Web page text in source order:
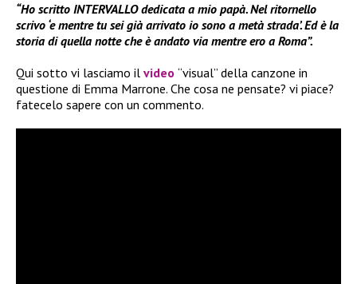
“Ho scritto INTERVALLO dedicata a mio papà. Nel ritornello
scrivo ‘e mentre tu sei già arrivato io sono a metà strada’. Ed è la
storia di quella notte che è andato via mentre ero a Roma”.
Qui sotto vi lasciamo il video “visual” della canzone in
questione di Emma Marrone. Che cosa ne pensate? vi piace?
fatecelo sapere con un commento.